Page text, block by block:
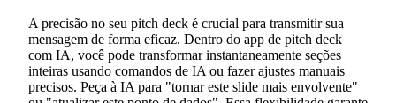
A precisão no seu pitch deck é crucial para transmitir sua
mensagem de forma eficaz. Dentro do app de pitch deck
com IA, você pode transformar instantaneamente seções
inteiras usando comandos de IA ou fazer ajustes manuais
precisos. Peça à IA para "tornar este slide mais envolvente"